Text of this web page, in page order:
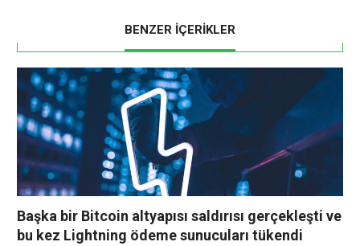
BENZER İÇERİKLER
Başka bir Bitcoin altyapısı saldırısı gerçekleşti ve
bu kez Lightning ödeme sunucuları tükendi